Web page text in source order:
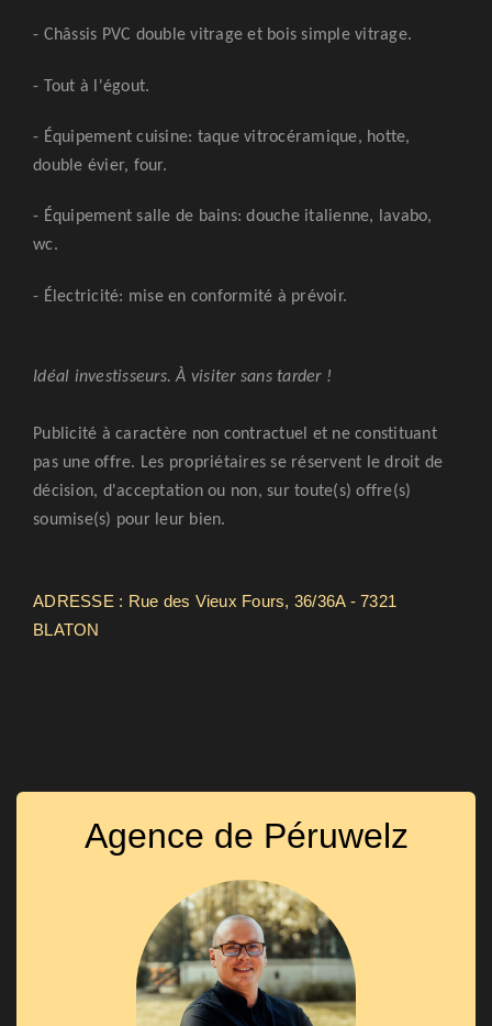
- Châssis PVC double vitrage et bois simple vitrage.
- Tout à l'égout.
- Équipement cuisine: taque vitrocéramique, hotte,
double évier, four.
- Équipement salle de bains: douche italienne, lavabo,
wc.
- Électricité: mise en conformité à prévoir.
Idéal investisseurs. À visiter sans tarder !
Publicité à caractère non contractuel et ne constituant
pas une offre. Les propriétaires se réservent le droit de
décision, d'acceptation ou non, sur toute(s) offre(s)
soumise(s) pour leur bien.
ADRESSE : Rue des Vieux Fours, 36/36A - 7321
BLATON
Agence de Péruwelz